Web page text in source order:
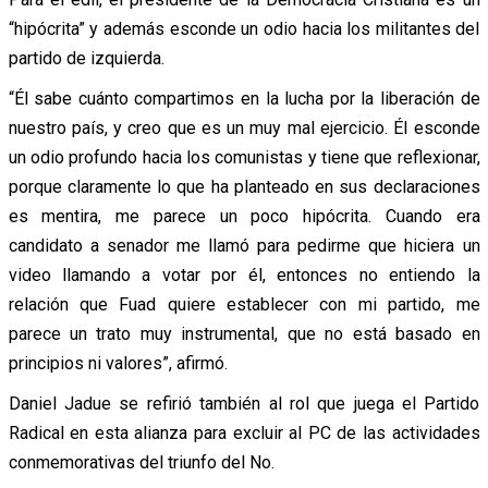
“hipócrita” y además esconde un odio hacia los militantes del
partido de izquierda.
“Él sabe cuánto compartimos en la lucha por la liberación de
nuestro país, y creo que es un muy mal ejercicio. Él esconde
un odio profundo hacia los comunistas y tiene que reflexionar,
porque claramente lo que ha planteado en sus declaraciones
es mentira, me parece un poco hipócrita. Cuando era
candidato a senador me llamó para pedirme que hiciera un
video llamando a votar por él, entonces no entiendo la
relación que Fuad quiere establecer con mi partido, me
parece un trato muy instrumental, que no está basado en
principios ni valores”, afirmó.
Daniel Jadue se refirió también al rol que juega el Partido
Radical en esta alianza para excluir al PC de las actividades
conmemorativas del triunfo del No.